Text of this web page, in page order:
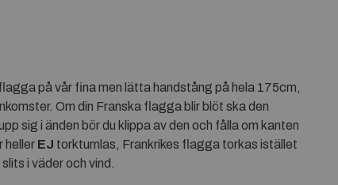
på vår fina men lätta handstång på hela 175cm,
Om din Franska flagga blir blöt ska den
sig i änden bör du klippa av den och fålla om kanten
heller EJ torktumlas, Frankrikes flagga torkas istället
i väder och vind.